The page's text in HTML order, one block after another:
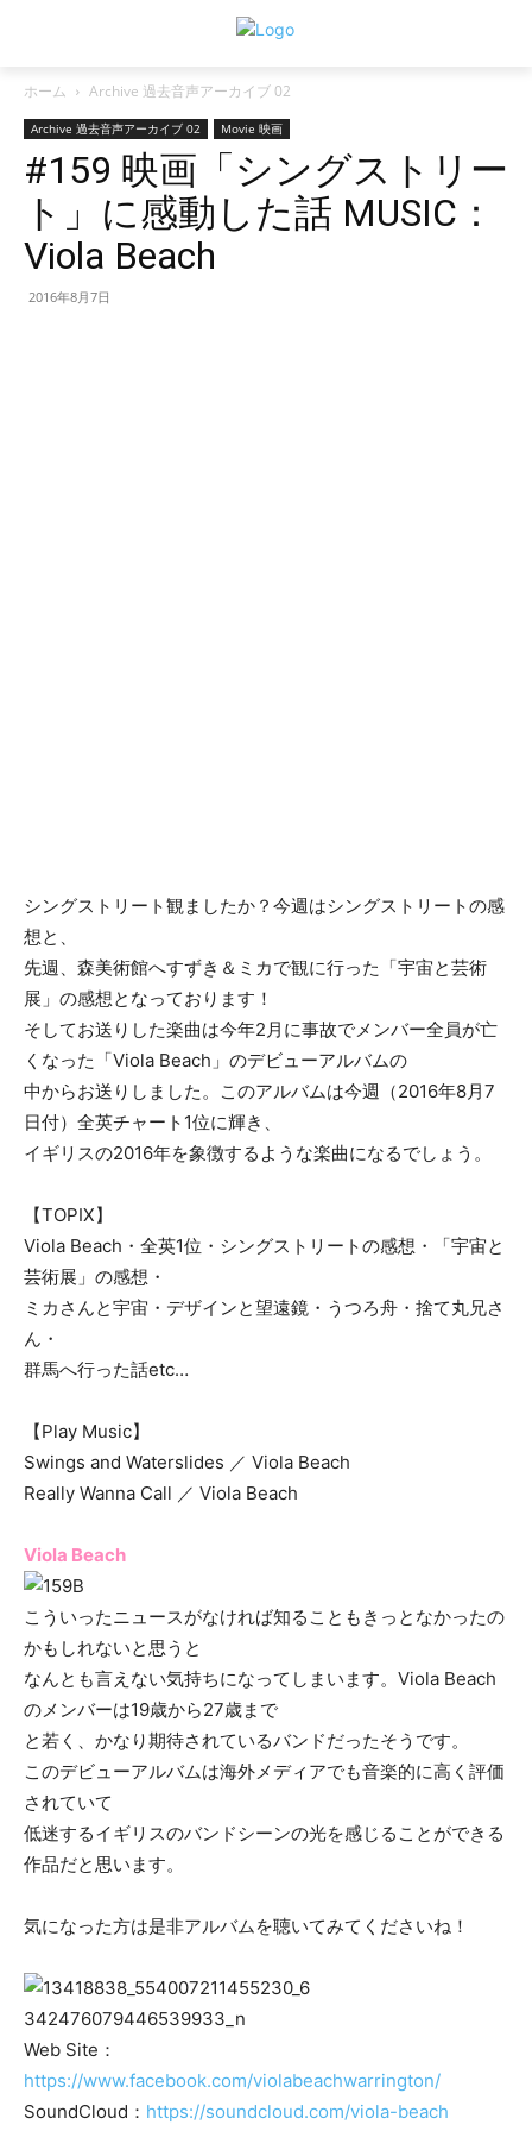
ホーム Archive 過去音声アーカイブ 02
Archive 過去音声アーカイブ 02 Movie 映画
#159 映画「シングストリー
ト」に感動した話 MUSIC：
Viola Beach
2016年8月7日
シングストリート観ましたか？今週はシングストリートの感
想と、
先週、森美術館へすずき＆ミカで観に行った「宇宙と芸術
展」の感想となっております！
そしてお送りした楽曲は今年2月に事故でメンバー全員が亡
くなった「Viola Beach」のデビューアルバムの
中からお送りしました。このアルバムは今週（2016年8月7
日付）全英チャート1位に輝き、
イギリスの2016年を象徴するような楽曲になるでしょう。
【TOPIX】
Viola Beach・全英1位・シングストリートの感想・「宇宙と
芸術展」の感想・
ミカさんと宇宙・デザインと望遠鏡・うつろ舟・捨て丸兄さ
ん・
群馬へ行った話etc…
【Play Music】
Swings and Waterslides ／ Viola Beach
Really Wanna Call ／ Viola Beach
Viola Beach
こういったニュースがなければ知ることもきっとなかったの
かもしれないと思うと
なんとも言えない気持ちになってしまいます。Viola Beach
のメンバーは19歳から27歳まで
と若く、かなり期待されているバンドだったそうです。
このデビューアルバムは海外メディアでも音楽的に高く評価
されていて
低迷するイギリスのバンドシーンの光を感じることができる
作品だと思います。
気になった方は是非アルバムを聴いてみてくださいね！
Web Site：
https://www.facebook.com/violabeachwarrington/
SoundCloud： https://soundcloud.com/viola-beach